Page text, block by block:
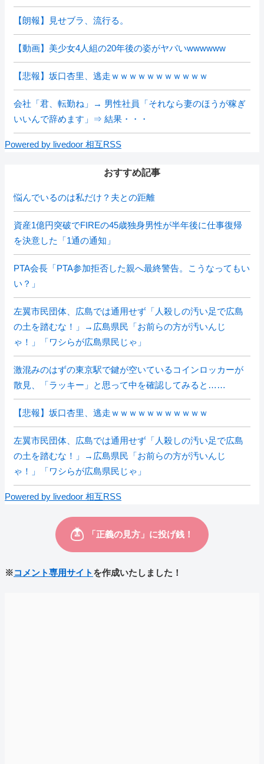
【朗報】見せブラ、流行る。
【動画】美少女4人組の20年後の姿がヤバいwwwwww
【悲報】坂口杏里、逃走ｗｗｗｗｗｗｗｗｗｗｗ
会社「君、転勤ね」→ 男性社員「それなら妻のほうが稼ぎ
いいんで辞めます」⇒ 結果・・・
Powered by livedoor 相互RSS
おすすめ記事
悩んでいるのは私だけ？夫との距離
資産1億円突破でFIREの45歳独身男性が半年後に仕事復帰
を決意した「1通の通知」
PTA会長「PTA参加拒否した親へ最終警告。こうなってもい
い？」
左翼市民団体、広島では通用せず「人殺しの汚い足で広島
の土を踏むな！」→広島県民「お前らの方が汚いんじ
ゃ！」「ワシらが広島県民じゃ」
激混みのはずの東京駅で鍵が空いているコインロッカーが
散見、「ラッキー」と思って中を確認してみると……
【悲報】坂口杏里、逃走ｗｗｗｗｗｗｗｗｗｗｗ
左翼市民団体、広島では通用せず「人殺しの汚い足で広島
の土を踏むな！」→広島県民「お前らの方が汚いんじ
ゃ！」「ワシらが広島県民じゃ」
Powered by livedoor 相互RSS
※コメント専用サイト を作成いたしました！